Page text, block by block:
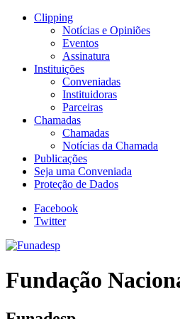
Clipping
Notícias e Opiniões
Eventos
Assinatura
Instituições
Conveniadas
Instituidoras
Parceiras
Chamadas
Chamadas
Notícias da Chamada
Publicações
Seja uma Conveniada
Proteção de Dados
Facebook
Twitter
Fundação